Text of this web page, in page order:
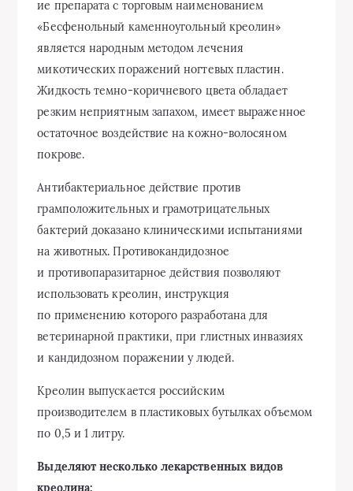
ие препарата с торговым наименованием
«Бесфенольный каменноугольный креолин»
является народным методом лечения
микотических поражений ногтевых пластин.
Жидкость темно-коричневого цвета обладает
резким неприятным запахом, имеет выраженное
остаточное воздействие на кожно-волосяном
покрове.
Антибактериальное действие против
грамположительных и грамотрицательных
бактерий доказано клиническими испытаниями
на животных. Противокандидозное
и противопаразитарное действия позволяют
использовать креолин, инструкция
по применению которого разработана для
ветеринарной практики, при глистных инвазиях
и кандидозном поражении у людей.
Креолин выпускается российским
производителем в пластиковых бутылках объемом
по 0,5 и 1 литру.
Выделяют несколько лекарственных видов
креолина: